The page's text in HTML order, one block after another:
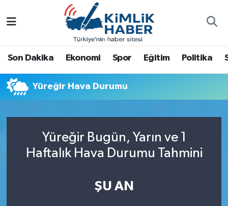
Son Dakika Ekonomi Spor Eğitim Politika
Yüreğir Hava Durumu
Yüreğir Bugün, Yarın ve 1
Haftalık Hava Durumu Tahmini
ŞU AN
Antalya
Dünya
Eğitim
Nöbetçi Eczaneler
Namaz Vakitleri
Trafik Durumu
Süper Lig Puan Durumu ve Fikstür
Son Dakika Haberleri